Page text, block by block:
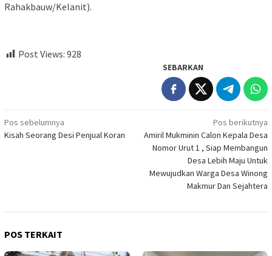
Rahakbauw/Kelanit).
Post Views: 928
SEBARKAN
Navigasi
pos
Pos sebelumnya
Kisah Seorang Desi Penjual Koran
Pos berikutnya
Amiril Mukminin Calon Kepala Desa
Nomor Urut 1 , Siap Membangun
Desa Lebih Maju Untuk
Mewujudkan Warga Desa Winong
Makmur Dan Sejahtera
POS TERKAIT